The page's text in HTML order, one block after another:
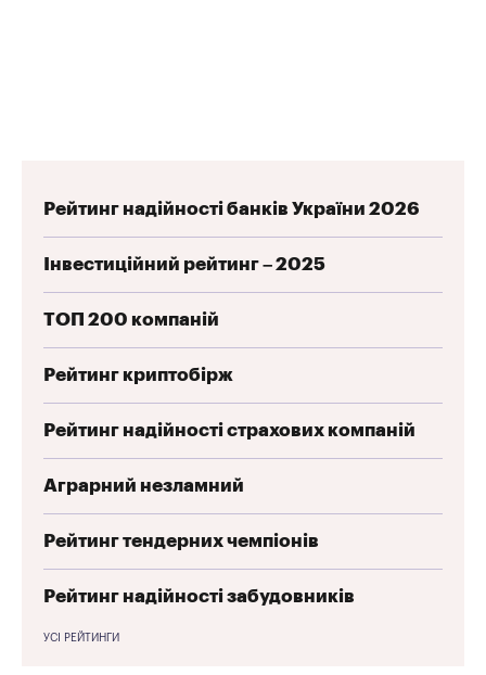
Рейтинг надійності банків України 2026
Інвестиційний рейтинг – 2025
ТОП 200 компаній
Рейтинг криптобірж
Рейтинг надійності страхових компаній
Аграрний незламний
Рейтинг тендерних чемпіонів
Рейтинг надійності забудовників
УСІ РЕЙТИНГИ